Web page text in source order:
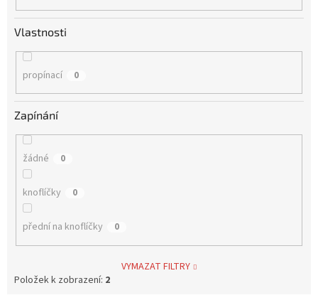
Vlastnosti
propínací 0
Zapínání
žádné 0
knoflíčky 0
přední na knoflíčky 0
VYMAZAT FILTRY
Položek k zobrazení: 2